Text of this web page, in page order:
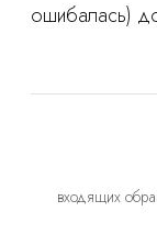
ошибалась)
входящих